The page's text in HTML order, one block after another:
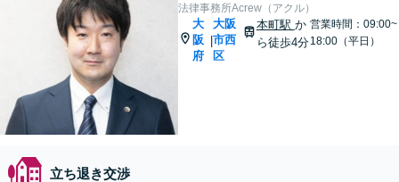
法律事務所Acrew（アクル）
大
阪
府
|
大阪
市西
区
本町駅 か
ら徒歩4分
営業時間：09:00~
18:00（平日）
立ち退き交渉